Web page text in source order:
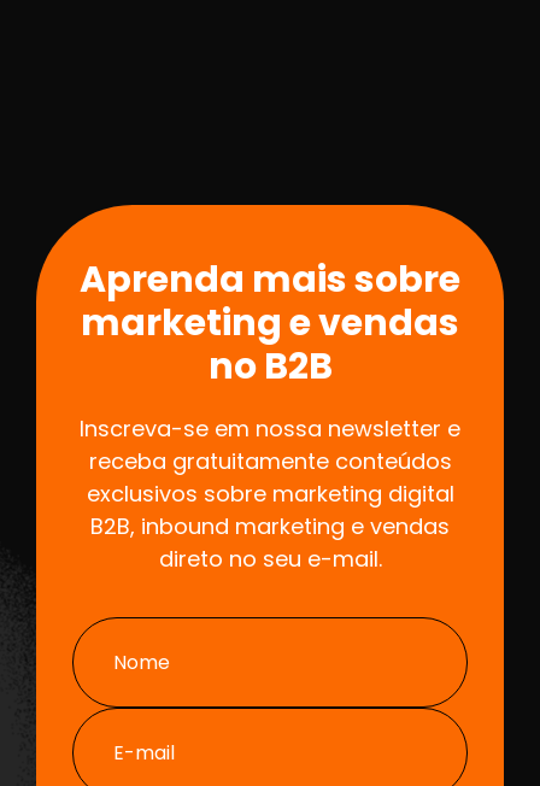
Aprenda mais sobre
marketing e vendas
no B2B
Inscreva-se em nossa newsletter e
receba gratuitamente conteúdos
exclusivos sobre marketing digital
B2B, inbound marketing e vendas
direto no seu e-mail.
Nome
E-mail